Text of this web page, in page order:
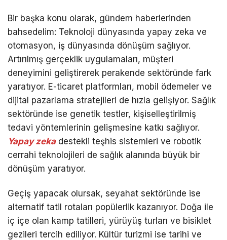
Bir başka konu olarak, gündem haberlerinden
bahsedelim: Teknoloji dünyasında yapay zeka ve
otomasyon, iş dünyasında dönüşüm sağlıyor.
Artırılmış gerçeklik uygulamaları, müşteri
deneyimini geliştirerek perakende sektöründe fark
yaratıyor. E-ticaret platformları, mobil ödemeler ve
dijital pazarlama stratejileri de hızla gelişiyor. Sağlık
sektöründe ise genetik testler, kişiselleştirilmiş
tedavi yöntemlerinin gelişmesine katkı sağlıyor.
Yapay zekadestekli teşhis sistemleri ve robotik
cerrahi teknolojileri de sağlık alanında büyük bir
dönüşüm yaratıyor.
Geçiş yapacak olursak, seyahat sektöründe ise
alternatif tatil rotaları popülerlik kazanıyor. Doğa ile
iç içe olan kamp tatilleri, yürüyüş turları ve bisiklet
gezileri tercih ediliyor. Kültür turizmi ise tarihi ve